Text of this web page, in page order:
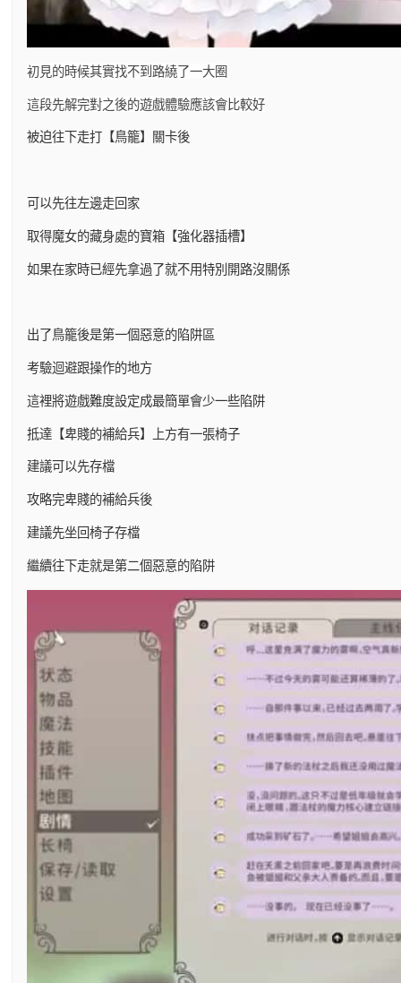
初見的時候其實找不到路繞了一大圈
這段先解完對之後的遊戲體驗應該會比較好
被迫往下走打【鳥籠】關卡後
可以先往左邊走回家
取得魔女的藏身處的寶箱【強化器插槽】
如果在家時已經先拿過了就不用特別開路沒關係
出了鳥籠後是第一個惡意的陷阱區
考驗迴避跟操作的地方
這裡將遊戲難度設定成最簡單會少一些陷阱
抵達【卑賤的補給兵】上方有一張椅子
建議可以先存檔
攻略完卑賤的補給兵後
建議先坐回椅子存檔
繼續往下走就是第二個惡意的陷阱